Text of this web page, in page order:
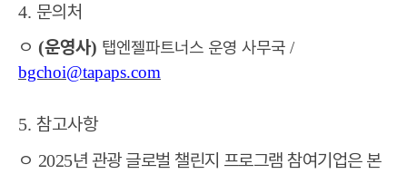
4. 문의처
ㅇ (운영사) 탭엔젤파트너스 운영 사무국 /
bgchoi@tapaps.com
5. 참고사항
ㅇ 2025년 관광 글로벌 챌린지 프로그램 참여기업은 본